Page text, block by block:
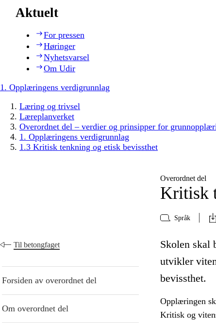
Aktuelt
For pressen
Høringer
Nyhetsvarsel
Om Udir
1. Opplæringens verdigrunnlag
Læring og trivsel
Læreplanverket
Overordnet del – verdier og prinsipper for
1. Opplæringens verdigrunnlag
1.3 Kritisk tenkning og etisk bevissthet
Overordnet del
Kritisk
Språk
Til betongfaget
Forsiden av overordnet del
Om overordnet del
Skolen skal
utvikler
bevissthet.
Opplæringen
Kritisk og